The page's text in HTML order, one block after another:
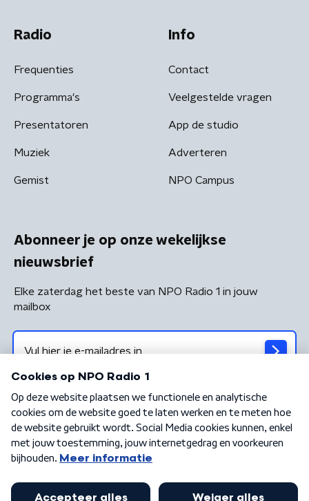
Radio
Frequenties
Programma's
Presentatoren
Muziek
Gemist
Info
Contact
Veelgestelde vragen
App de studio
Adverteren
NPO Campus
Abonneer je op onze wekelijkse
nieuwsbrief
Elke zaterdag het beste van NPO Radio 1 in jouw
mailbox
Algemene voorwaarden